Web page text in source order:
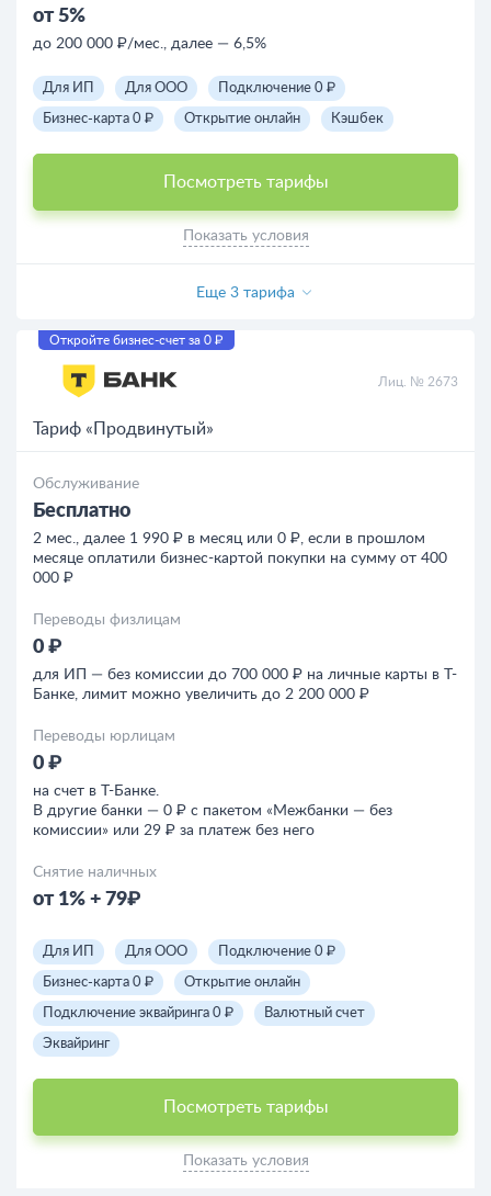
от 5%
до 200 000 ₽/мес., далее — 6,5%
Для ИП Для ООО Подключение 0 ₽
Бизнес-карта 0 ₽ Открытие онлайн Кэшбек
Посмотреть тарифы
Показать условия
Еще 3 тарифа
Откройте бизнес-счет за 0 ₽
Лиц. № 2673
Тариф «Продвинутый»
Обслуживание
Бесплатно
2 мес., далее 1 990 ₽ в месяц или 0 ₽, если в прошлом
месяце оплатили бизнес-картой покупки на сумму от 400
000 ₽
Переводы физлицам
0 ₽
для ИП — без комиссии до 700 000 ₽ на личные карты в Т-
Банке, лимит можно увеличить до 2 200 000 ₽
Переводы юрлицам
0 ₽
на счет в Т-Банке.
В другие банки — 0 ₽ с пакетом «Межбанки — без
комиссии» или 29 ₽ за платеж без него
Снятие наличных
от 1% + 79₽
Для ИП Для ООО Подключение 0 ₽
Бизнес-карта 0 ₽ Открытие онлайн
Подключение эквайринга 0 ₽ Валютный счет
Эквайринг
Посмотреть тарифы
Показать условия